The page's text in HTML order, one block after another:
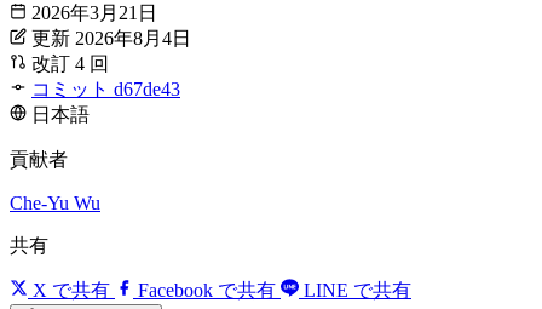
2026年3月21日
更新 2026年8月4日
改訂 4 回
コミット d67de43
日本語
貢献者
Che-Yu Wu
共有
X で共有 Facebook で共有 LINE で共有